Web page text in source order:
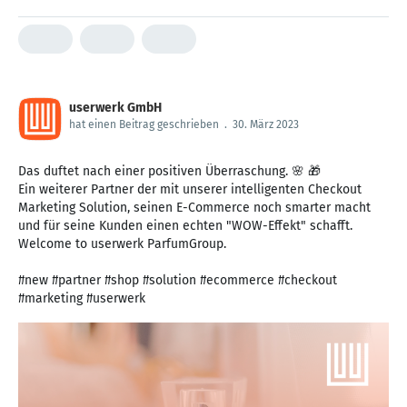
userwerk GmbH
hat einen Beitrag geschrieben . 30. März 2023
Das duftet nach einer positiven Überraschung. 🌸 🎁
Ein weiterer Partner der mit unserer intelligenten Checkout
Marketing Solution, seinen E-Commerce noch smarter macht
und für seine Kunden einen echten "WOW-Effekt" schafft.
Welcome to userwerk ParfumGroup.
#new #partner #shop #solution #ecommerce #checkout
#marketing #userwerk